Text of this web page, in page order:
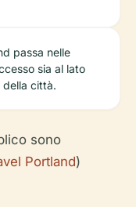
passa nelle
sia al lato
della città.
sono
Portland)